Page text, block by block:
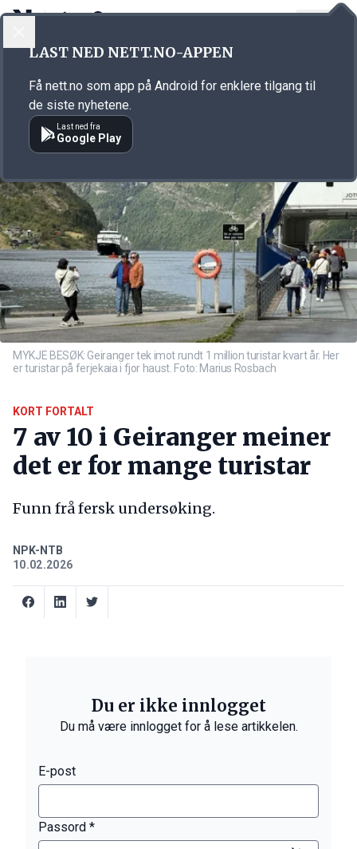
Annonsørinnhold
MYKJE BESØK: Geiranger tek imot rundt 1 million turistar kvart år. Her
er turistar på ferjekaia i fjor haust. Foto: Marius Rosbach
KORT FORTALT
7 av 10 i Geiranger meiner
det er for mange turistar
Funn frå fersk undersøking.
NPK-NTB
10.02.2026
Du er ikke innlogget
Du må være innlogget for å lese artikkelen.
E-post
Passord *
LAST NED NETT.NO-APPEN
Få nett.no som app på Android for enklere tilgang til
de siste nyhetene.
Last ned fra
Google Play